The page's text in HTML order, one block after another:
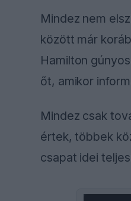
Mindez nem
között már
Hamilton
őt, amikor
Mindez csak
értek, többek
csapat idei